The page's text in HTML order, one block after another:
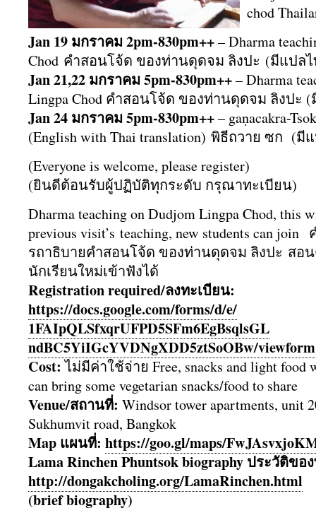
chod
Jan 19 มกราคม 2pm-830pm++– Dharma
Chod คำสอนโจ้ด ของท่านดุดจม ลิงปะ (มีแปล
Jan 21,22 มกราคม 5pm-830pm++– Dharma
Lingpa Chod คำสอนโจ้ด ของท่านดุดจม ลิงปะ
Jan 24 มกราคม 5pm-830pm++– gaṇacakra-
(English with Thai translation) พิธีถวาย ซก (มี
(Everyone is welcome, please register)
(ยินดีต้อนรับผู้ปฏิบัติทุกระดับ กรุณาทะเบียน)
Dharma teaching on Dudjom Lingpa Chod, this
previous visit’s teaching, new students can
รถาธิบายคำสอนโจ้ด ของท่านดุดจม ลิงปะ สอ
นักเรียนใหม่เข้าฟังได้
Registration required/ลงทะเบียน:
https://docs.google.com/forms/d/e/
1FAIpQLSfxqrUFPD5SFm6EgBsqlsGL
ndBC5YiIGcYVDNgXDD5ztSoOBw/
Cost: ไม่มีค่าใช้จ่าย Free, snacks and light food
can bring some vegetarian snacks/food to share
Venue/สถานที่: Windsor tower apartments, unit
Sukhumvit road, Bangkok
Map แผนที่: https://goo.gl/maps/
Lama Rinchen Phuntsok biography ประวัติ​ข
http://dongakcholing.org/LamaRinchen.html
(brief biography)